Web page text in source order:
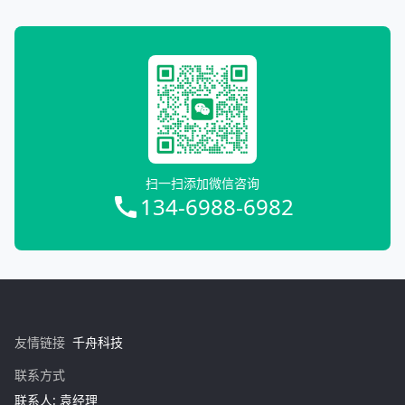
扫一扫添加微信咨询
134-6988-6982
友情链接 千舟科技
联系方式
联系人: 袁经理